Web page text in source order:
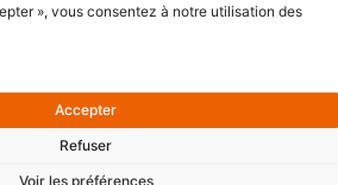
», vous consentez à notre utilisation des
Accepter
Refuser
Voir les préférences